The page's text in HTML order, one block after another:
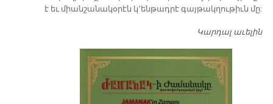
է եւ միանշանակօրէն կ՚ենթադրէ գայթակղութիւն մը:
Կարդալ աւելին